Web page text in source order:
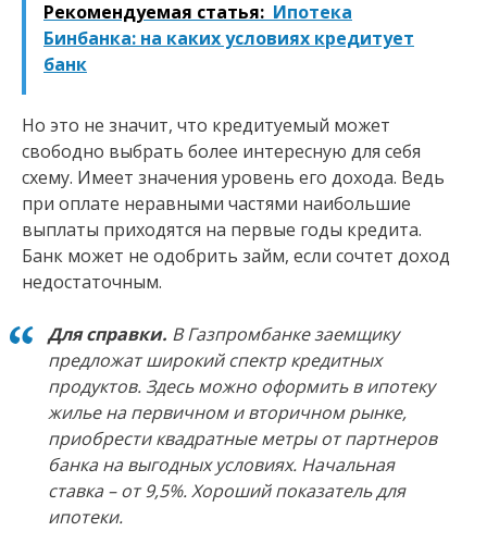
Рекомендуемая статья: Ипотека
Бинбанка: на каких условиях кредитует
банк
Но это не значит, что кредитуемый может
свободно выбрать более интересную для себя
схему. Имеет значения уровень его дохода. Ведь
при оплате неравными частями наибольшие
выплаты приходятся на первые годы кредита.
Банк может не одобрить займ, если сочтет доход
недостаточным.
Для справки. В Газпромбанке заемщику
предложат широкий спектр кредитных
продуктов. Здесь можно оформить в ипотеку
жилье на первичном и вторичном рынке,
приобрести квадратные метры от партнеров
банка на выгодных условиях. Начальная
ставка – от 9,5%. Хороший показатель для
ипотеки.